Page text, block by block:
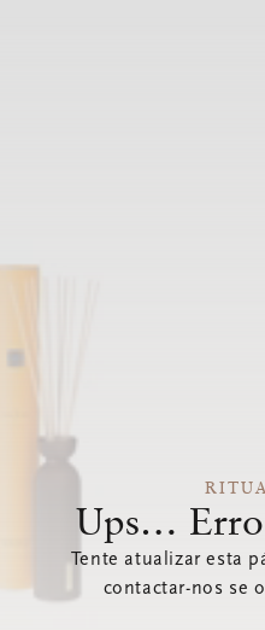
Ups…
Tente atualizar esta
contactar-nos se